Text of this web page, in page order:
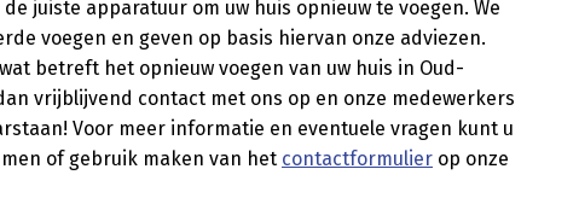
juiste apparatuur om uw huis opnieuw te voegen. We
voegen en geven op basis hiervan onze adviezen.
betreft het opnieuw voegen van uw huis in Oud-
vrijblijvend contact met ons op en onze medewerkers
Voor meer informatie en eventuele vragen kunt u
of gebruik maken van het contactformulier op onze